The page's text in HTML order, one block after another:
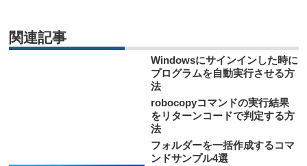
関連記事
Windowsにサインインした時に
プログラムを自動実行させる方
法
robocopyコマンドの実行結果
をリターンコードで判定する方
法
フォルダーを一括作成するコマ
ンドサンプル4選